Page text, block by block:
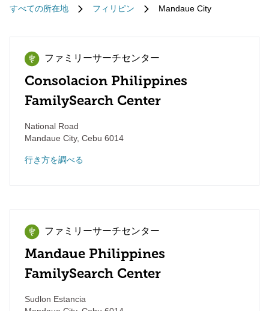
すべての所在地 フィリピン Mandaue City
ファミリーサーチセンター
Consolacion Philippines
FamilySearch Center
National Road
Mandaue City, Cebu 6014
行き方を調べる
ファミリーサーチセンター
Mandaue Philippines
FamilySearch Center
Sudlon Estancia